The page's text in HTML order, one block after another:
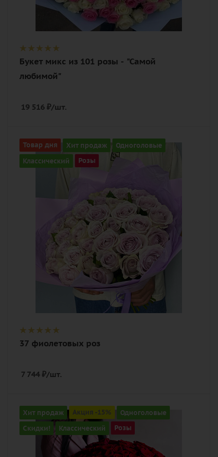
Букет микс из 101 розы - "Самой
любимой"
19 516 ₽/шт.
Товар дня Хит продаж
Одноголовые
Классический
Розы
Количество
37
фиолетовый
роза, лента, дизайнерская упаковка
37 фиолетовых роз
7 744 ₽/шт.
Хит продаж Акция -15%
Одноголовые
Скидки!
Классический Розы
Количество
101
алый, бордовый, красный, чайный